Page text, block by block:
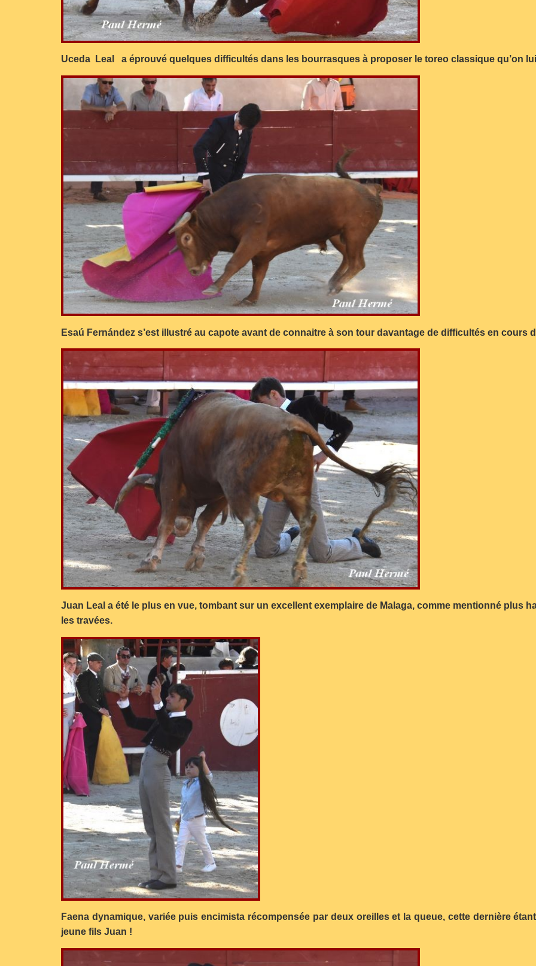
Uceda Leal a éprouvé quelques difficultés dans les bourrasques à proposer le toreo classique qu’on
Esaú Fernández s’est illustré au capote avant de connaitre à son tour davantage de difficultés en cours
Juan Leal a été le plus en vue, tombant sur un excellent exemplaire de Malaga, comme mentionné plus
les travées.
Faena dynamique, variée puis encimista récompensée par deux oreilles et la queue, cette dernière
jeune fils Juan !